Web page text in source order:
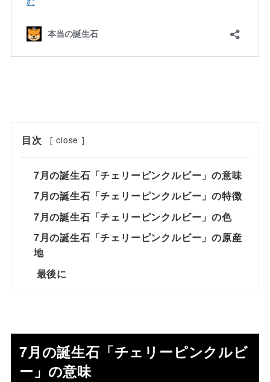
目次 [ close ]
7月の誕生石「チェリーピンクルビー」の意味
7月の誕生石「チェリーピンクルビー」の特徴
7月の誕生石「チェリーピンクルビー」の色
7月の誕生石「チェリーピンクルビー」の原産
地
最後に
7月の誕生石「チェリーピンクルビ
ー」の意味